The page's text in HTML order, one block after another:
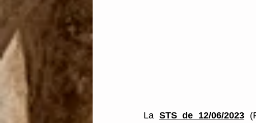
La STS de 12/06/2023